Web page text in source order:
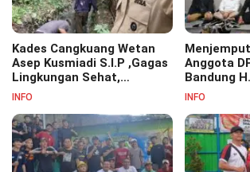
Kades Cangkuang Wetan
Asep Kusmiadi S.I.P ,Gagas
Lingkungan Sehat,
Bersihkan Saluran Air di RW
INFO
Anggota
Bandung
S.Pd.M.M
Pesantren
INFO